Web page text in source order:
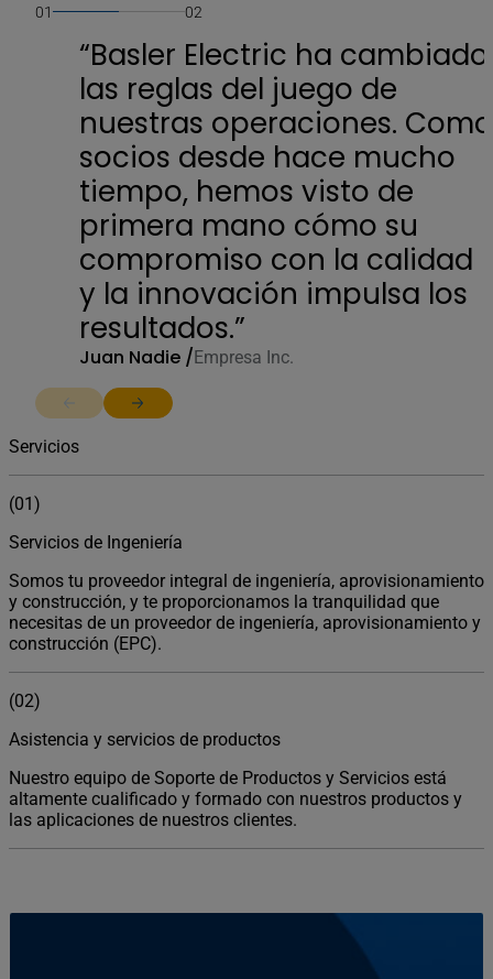
01 02
“Basler Electric ha cambiado
las reglas del juego de
nuestras operaciones. Como
socios desde hace mucho
tiempo, hemos visto de
primera mano cómo su
compromiso con la calidad
y la innovación impulsa los
resultados.”
Juan Nadie /Empresa Inc.
Return to previous slide
Jump to next slide
Servicios
(01)
Servicios de Ingeniería
Somos tu proveedor integral de ingeniería, aprovisionamiento
y construcción, y te proporcionamos la tranquilidad que
necesitas de un proveedor de ingeniería, aprovisionamiento y
construcción (EPC).
(02)
Asistencia y servicios de productos
Nuestro equipo de Soporte de Productos y Servicios está
altamente cualificado y formado con nuestros productos y
las aplicaciones de nuestros clientes.